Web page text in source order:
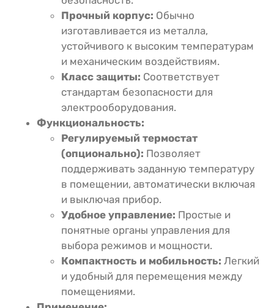
Прочный корпус: Обычно
изготавливается из металла,
устойчивого к высоким температурам
и механическим воздействиям.
Класс защиты: Соответствует
стандартам безопасности для
электрооборудования.
Функциональность:
Регулируемый термостат
(опционально): Позволяет
поддерживать заданную температуру
в помещении, автоматически включая
и выключая прибор.
Удобное управление: Простые и
понятные органы управления для
выбора режимов и мощности.
Компактность и мобильность: Легкий
и удобный для перемещения между
помещениями.